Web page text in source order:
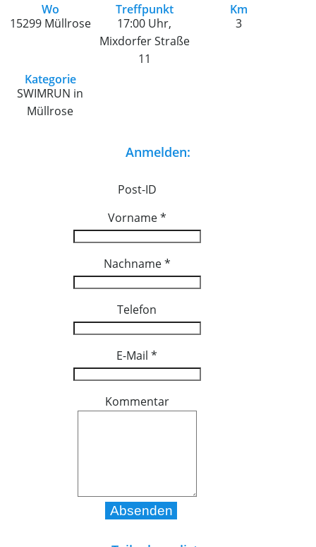
Wo
15299 Müllrose
Treffpunkt
17:00 Uhr,
Mixdorfer Straße
11
Km
3
Kategorie
SWIMRUN in
Müllrose
Anmelden:
Post-ID
Vorname*
Nachname*
Telefon
E-Mail *
Kommentar